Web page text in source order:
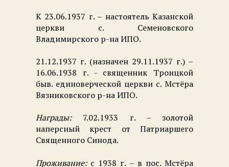
К 23.06.1937 г. – настоятель Казанской
церкви с. Семеновского
Владимирского р-на ИПО.
21.12.1937 г. (назначен 29.11.1937 г.) –
16.06.1938 г. - священник Троицкой
быв. единоверческой церкви с. Мстёра
Вязниковского р-на ИПО.
Награды:7.02.1933 г. – золотой
наперсный крест от Патриаршего
Священного Синода.
Проживание: с 1938 г. – в пос. Мстёра